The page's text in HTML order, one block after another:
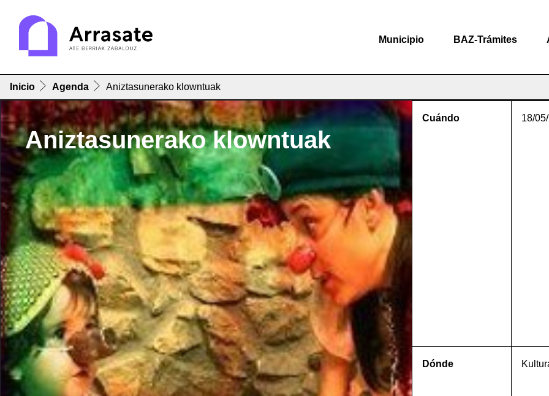
Municipio BAZ-Trámites
Inicio Agenda Aniztasunerako klowntuak
Aniztasunerako klowntuak
Cuándo 18/
Dónde